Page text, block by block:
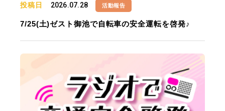
投稿日 2026.07.28 活動報告
7/25(土)ゼスト御池で自転車の安全運転を啓発♪